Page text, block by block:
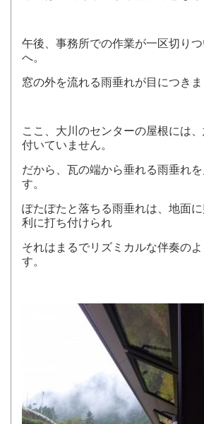
午後、事務所での作業が一区切り
へ。
窓の外を流れる雨垂れが目につきま
ここ、大川のセンターの屋根には
付いていません。
だから、瓦の端から垂れる雨垂れ
す。
ぽたぽたと落ちる雨垂れは、地面
利に打ち付けられ
それはまるでリズミカルな伴奏の
す。